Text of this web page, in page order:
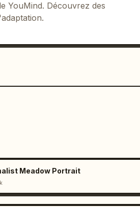
YouMind. Découvrez des
Meadow Portrait